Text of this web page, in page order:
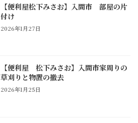
【便利屋松下みさお】入間市 部屋の片
付け
2026年1月27日
【便利屋 松下みさお】入間市家周りの
草刈りと物置の撤去
2026年1月25日